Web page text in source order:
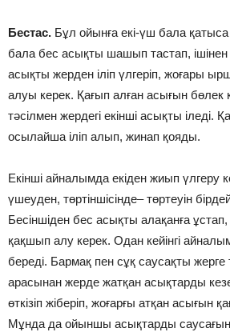
Бестас. Бұл ойынға екі-үш бала
бала бес асықты шашып тастап, ішінен
асықты жерден іліп үлгеріп, жоғары
алуы керек. Қағып алған асығын бөлек
тәсілмен жердегі екінші асықты іледі.
осылайша іліп алып, жинап қояды.
Екінші айналымда екіден жиып үлгеру
үшеуден, төртіншісінде– төртеуін
Бесіншіден бес асықты алақанға ұстап,
қақшып алу керек. Одан кейінгі
береді. Бармақ пен сұқ саусақты
арасынан жерде жатқан асықтарды
өткізіп жіберіп, жоғарғы атқан асығын
Мұнда да ойыншы асықтарды